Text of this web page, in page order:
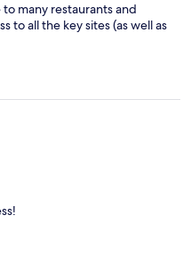
many restaurants and
to all the key sites (as well as